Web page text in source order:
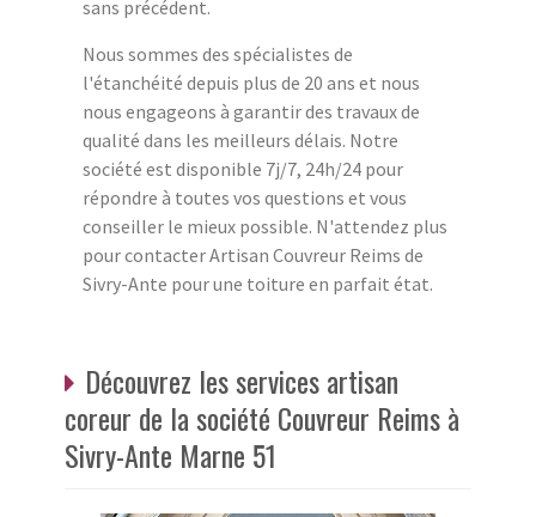
sans précédent.
Nous sommes des spécialistes de
l'étanchéité depuis plus de 20 ans et nous
nous engageons à garantir des travaux de
qualité dans les meilleurs délais. Notre
société est disponible 7j/7, 24h/24 pour
répondre à toutes vos questions et vous
conseiller le mieux possible. N'attendez plus
pour contacter Artisan Couvreur Reims de
Sivry-Ante pour une toiture en parfait état.
Découvrez les services artisan
coreur de la société Couvreur Reims à
Sivry-Ante Marne 51